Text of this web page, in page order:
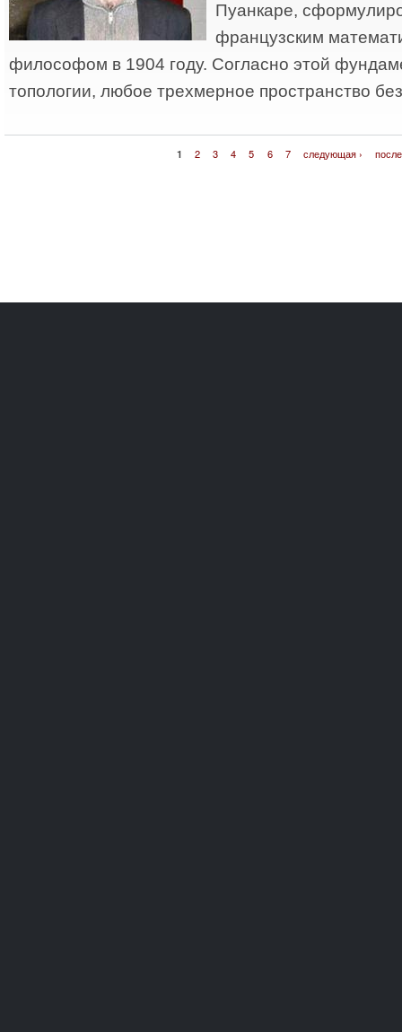
Пуанкаре,
французским
философом в 1904 году. Согласно этой
топологии, любое трехмерное пространство
1 2 3 4 5 6 7 следующая ›